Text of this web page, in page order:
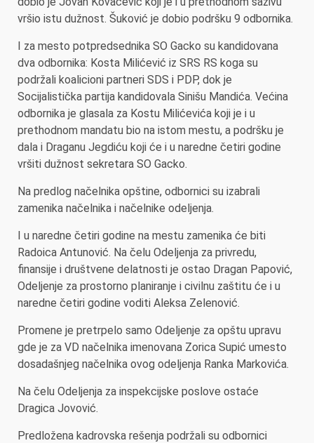
vršio istu dužnost. Šuković je dobio podršku 9 odbornika.
I za mesto potpredsednika SO Gacko su kandidovana
dva odbornika: Kosta Milićević iz SRS RS koga su
podržali koalicioni partneri SDS i PDP, dok je
Socijalistička partija kandidovala Sinišu Mandića. Većina
odbornika je glasala za Kostu Milićevića koji je i u
prethodnom mandatu bio na istom mestu, a podršku je
dala i Draganu Jegdiću koji će i u naredne četiri godine
vršiti dužnost sekretara SO Gacko.
Na predlog načelnika opštine, odbornici su izabrali
zamenika načelnika i načelnike odeljenja.
I u naredne četiri godine na mestu zamenika će biti
Radoica Antunović. Na čelu Odeljenja za privredu,
finansije i društvene delatnosti je ostao Dragan Papović,
Odeljenje za prostorno planiranje i civilnu zaštitu će i u
naredne četiri godine voditi Aleksa Zelenović.
Promene je pretrpelo samo Odeljenje za opštu upravu
gde je za VD načelnika imenovana Zorica Supić umesto
dosadašnjeg načelnika ovog odeljenja Ranka Markovića.
Na čelu Odeljenja za inspekcijske poslove ostaće
Dragica Jovović.
Predložena kadrovska rešenja podržali su odbornici